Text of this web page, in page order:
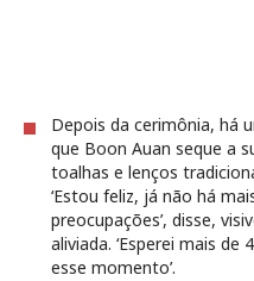
Depois da cerimônia, há
que Boon Auan seque a
toalhas e lenços
‘Estou feliz, já não há
preocupações’, disse,
aliviada. ‘Esperei mais de
esse momento’.